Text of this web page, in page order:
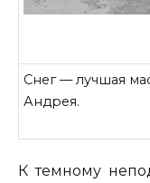
Снег — лучшая
Андрея.
К темному